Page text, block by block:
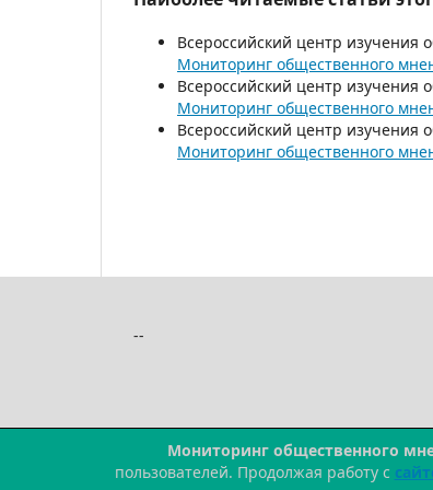
Всероссийский центр изучения
Мониторинг общественного
Всероссийский центр изучения
Мониторинг общественного
Всероссийский центр изучения
Мониторинг общественного
--
Мониторинг общественного
пользователей. Продолжая работу с